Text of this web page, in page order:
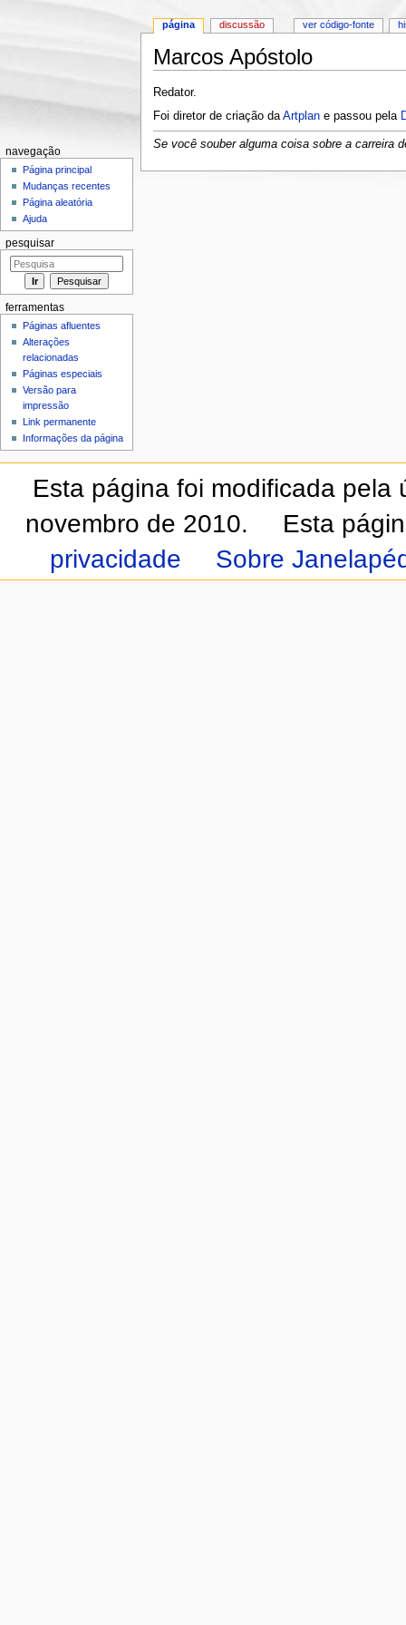
Marcos Apóstolo
Redator.
Foi diretor de criação da Artplane passou pela
Se você souber alguma coisa sobre a carreira
página discussão ver código-fonte
navegação
Página principal
Mudanças recentes
Página aleatória
Ajuda
pesquisar
ferramentas
Páginas afluentes
Alterações
relacionadas
Páginas especiais
Versão para
impressão
Link permanente
Informações da página
Esta página foi modificada pela
novembro de 2010.
Esta
privacidade
Sobre